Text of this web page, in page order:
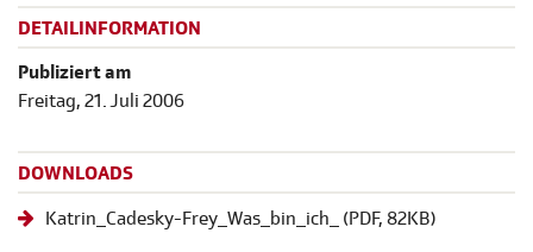
DETAILINFORMATION
Publiziert am
Freitag, 21. Juli 2006
DOWNLOADS
Katrin_Cadesky-Frey_Was_bin_ich_ (PDF, 82KB)